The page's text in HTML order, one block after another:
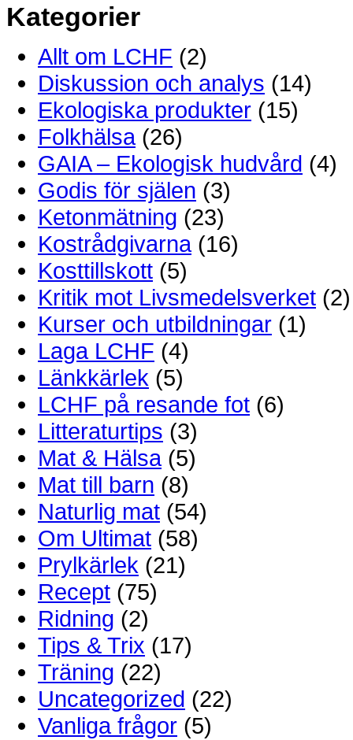
Kategorier
Allt om LCHF (2)
Diskussion och analys (14)
Ekologiska produkter (15)
Folkhälsa(26)
GAIA – Ekologisk hudvård (4)
Godis för själen (3)
Ketonmätning (23)
Kostrådgivarna(16)
Kosttillskott (5)
Kritik mot Livsmedelsverket (2)
Kurser och utbildningar (1)
Laga LCHF (4)
Länkkärlek (5)
LCHF på resande fot (6)
Litteraturtips (3)
Mat & Hälsa(5)
Mat till barn (8)
Naturlig mat (54)
Om Ultimat (58)
Prylkärlek (21)
Recept (75)
Ridning (2)
Tips & Trix (17)
Träning (22)
Uncategorized (22)
Vanliga frågor (5)